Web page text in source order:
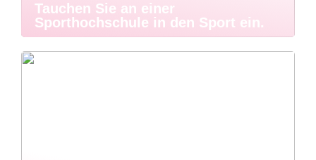
Tauchen Sie an einer
Sporthochschule in den Sport ein.